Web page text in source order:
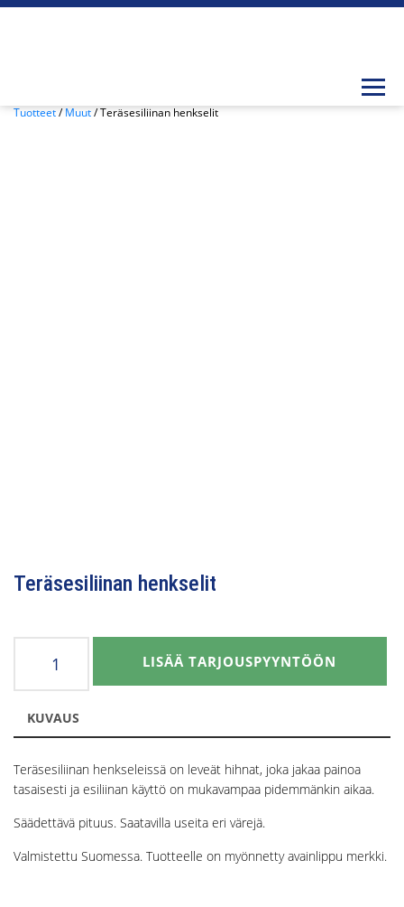
Tuotteet/Muut/ Teräsesiliinan henkselit
Teräsesiliinan henkselit
henkselit
määrä
LISÄÄ TARJOUSPYYNTÖÖN
KUVAUS
Teräsesiliinan henkseleissä on leveät hihnat, joka jakaa painoa
tasaisesti ja esiliinan käyttö on mukavampaa pidemmänkin aikaa.
Säädettävä pituus. Saatavilla useita eri värejä.
Valmistettu Suomessa. Tuotteelle on myönnetty avainlippu merkki.